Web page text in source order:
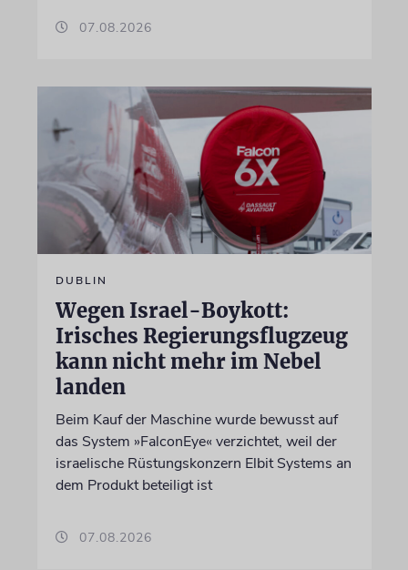
07.08.2026
DUBLIN
Wegen Israel-Boykott:
Irisches Regierungsflugzeug
kann nicht mehr im Nebel
landen
Beim Kauf der Maschine wurde bewusst auf
das System »FalconEye« verzichtet, weil der
israelische Rüstungskonzern Elbit Systems an
dem Produkt beteiligt ist
07.08.2026